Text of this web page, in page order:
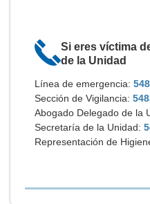
Si eres víctima
de la Unidad
Línea de emergencia:
Sección de Vigilancia:
Abogado Delegado de la
Secretaría de la Unidad:
Representación de